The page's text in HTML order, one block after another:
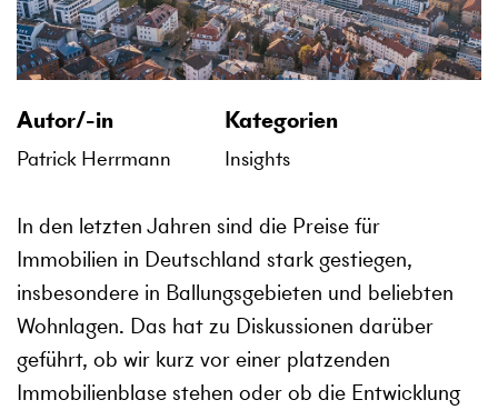
Autor/-in
Patrick Herrmann
Kategorien
Insights
In den letzten Jahren sind die Preise für
Immobilien in Deutschland stark gestiegen,
insbesondere in Ballungsgebieten und beliebten
Wohnlagen. Das hat zu Diskussionen darüber
geführt, ob wir kurz vor einer platzenden
Immobilienblase stehen oder ob die Entwicklung